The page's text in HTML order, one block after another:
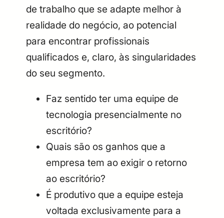
de trabalho que se adapte melhor à
realidade do negócio, ao potencial
para encontrar profissionais
qualificados e, claro, às singularidades
do seu segmento.
Faz sentido ter uma equipe de
tecnologia presencialmente no
escritório?
Quais são os ganhos que a
empresa tem ao exigir o retorno
ao escritório?
É produtivo que a equipe esteja
voltada exclusivamente para a